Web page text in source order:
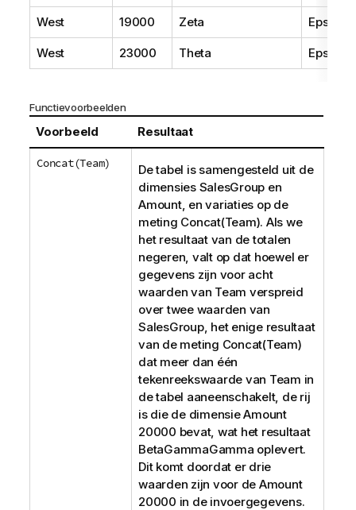
West 19000 Zeta
West 23000 Theta
Functievoorbeelden
Voorbeeld Resultaat
Concat(Team)
De tabel is samengesteld uit de
dimensies SalesGroup en
Amount, en variaties op de
meting Concat(Team). Als we
het resultaat van de totalen
negeren, valt op dat hoewel er
gegevens zijn voor acht
waarden van Team verspreid
over twee waarden van
SalesGroup, het enige resultaat
van de meting Concat(Team)
dat meer dan één
tekenreekswaarde van Team in
de tabel aaneenschakelt, de rij
is die de dimensieAmount
20000 bevat, wat het resultaat
BetaGammaGamma oplevert.
Dit komt doordat er drie
waarden zijn voor de Amount
20000 in de invoergegevens.